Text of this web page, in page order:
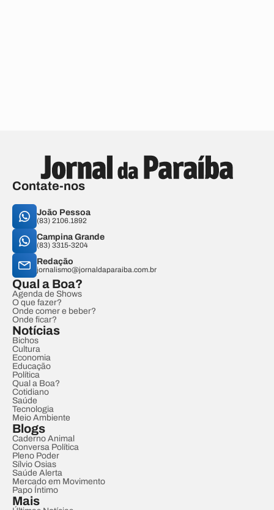
Contate-nos
João Pessoa
(83) 2106.1892
Campina Grande
(83) 3315-3204
Redação
jornalismo@jornaldaparaiba.com.br
Qual a Boa?
Agenda de Shows
O que fazer?
Onde comer e beber?
Onde ficar?
Notícias
Bichos
Cultura
Economia
Educação
Política
Qual a Boa?
Cotidiano
Saúde
Tecnologia
Meio Ambiente
Blogs
Caderno Animal
Conversa Política
Pleno Poder
Sílvio Osias
Saúde Alerta
Mercado em Movimento
Papo Íntimo
Mais